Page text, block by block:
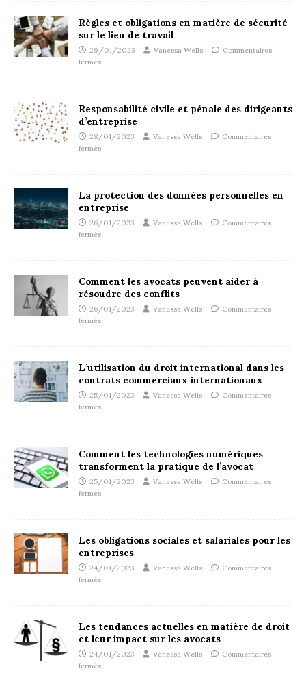
Règles et obligations en matière de sécurité
sur le lieu de travail
29/01/2023 Vanessa Wells Commentaires
fermés
Responsabilité civile et pénale des dirigeants
d’entreprise
28/01/2023 Vanessa Wells Commentaires
fermés
La protection des données personnelles en
entreprise
26/01/2023 Vanessa Wells Commentaires
fermés
Comment les avocats peuvent aider à
résoudre des conflits
26/01/2023 Vanessa Wells Commentaires
fermés
L’utilisation du droit international dans les
contrats commerciaux internationaux
25/01/2023 Vanessa Wells Commentaires
fermés
Comment les technologies numériques
transforment la pratique de l’avocat
25/01/2023 Vanessa Wells Commentaires
fermés
Les obligations sociales et salariales pour les
entreprises
24/01/2023 Vanessa Wells Commentaires
fermés
Les tendances actuelles en matière de droit
et leur impact sur les avocats
24/01/2023 Vanessa Wells Commentaires
fermés